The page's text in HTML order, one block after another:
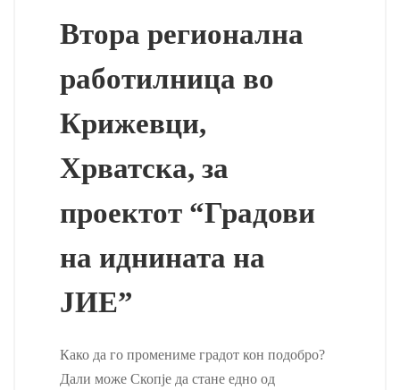
Втора регионална
работилница во
Крижевци,
Хрватска, за
проектот “Градови
на иднината на
ЈИЕ”
Како да го промениме градот кон подобро?
Дали може Скопје да стане едно од